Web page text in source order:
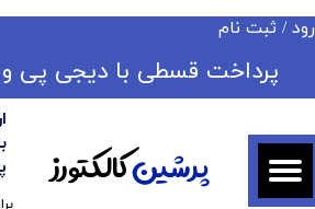
/ ثبت نام
حساب کاربری من
تغییر گذر واژه
سفارشات
خروج از حساب کاربری
​​پرداخت قسطی با دیجی پی
پرشینکالکتورز